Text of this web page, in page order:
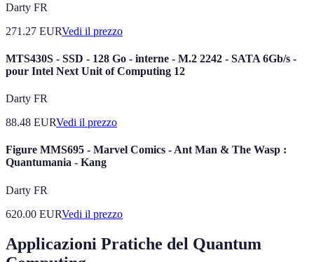
Darty FR
271.27 EURVedi il prezzo
MTS430S - SSD - 128 Go - interne - M.2 2242 - SATA 6Gb/s -
pour Intel Next Unit of Computing 12
Darty FR
88.48 EURVedi il prezzo
Figure MMS695 - Marvel Comics - Ant Man & The Wasp :
Quantumania - Kang
Darty FR
620.00 EURVedi il prezzo
Applicazioni Pratiche del Quantum